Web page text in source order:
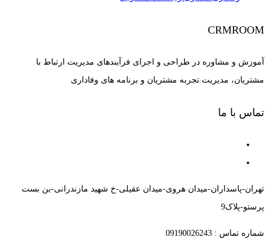
CRMROOM
آموزش و مشاوره در طراحی و اجرای فرآیندهای مدیریت ارتباط با
مشتریان، مدیریت تجربه مشتریان و برنامه های وفاداری
تماس با ما
تهران-پاسداران-میدان هروی-میدان عقیلی-خ شهید مازندرانی-بن بست
پرستو-پلاک9
شماره تماس : 09190026243